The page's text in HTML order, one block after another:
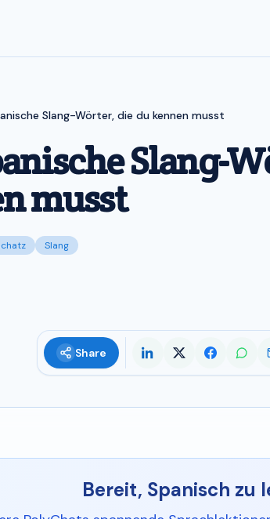
Slang-Wörter, die du kennen musst
Slang-
musst
Slang
Share
Bereit, Spanisch zu